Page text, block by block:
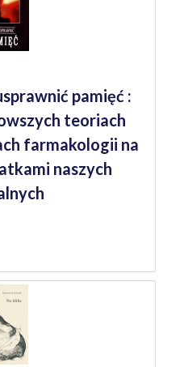
pamięć :
teoriach
farmakologii na
naszych